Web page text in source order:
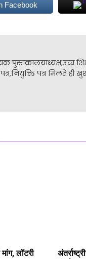
Facebook
पुस्तकालयाध्यक्ष,उच्च
पत्र मिलते ही
लॉटरी